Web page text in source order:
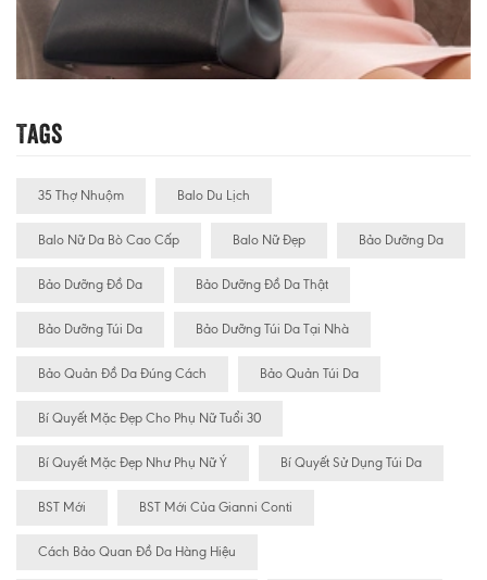
Tags
35 Thợ Nhuộm Balo Du Lịch
Balo Nữ Da Bò Cao Cấp Balo Nữ Đẹp Bảo Dưỡng Da
Bảo Dưỡng Đồ Da Bảo Dưỡng Đồ Da Thật
Bảo Dưỡng Túi Da Bảo Dưỡng Túi Da Tại Nhà
Bảo Quản Đồ Da Đúng Cách Bảo Quản Túi Da
Bí Quyết Mặc Đẹp Cho Phụ Nữ Tuổi 30
Bí Quyết Mặc Đẹp Như Phụ Nữ Ý Bí Quyết Sử Dụng Túi Da
BST Mới BST Mới Của Gianni Conti
Cách Bảo Quan Đồ Da Hàng Hiệu